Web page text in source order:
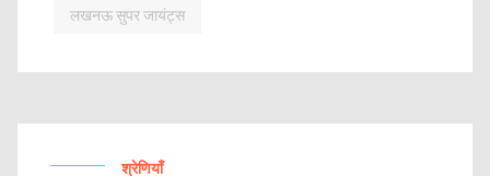
लखनऊ सुपर जायंट्स
श्रेणियाँ